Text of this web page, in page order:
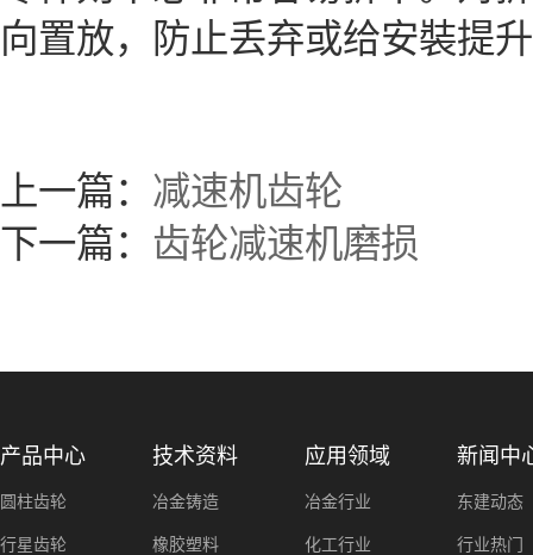
向置放，防止丢弃或给安裝提
上一篇： 减速机齿轮
下一篇： 齿轮减速机磨损
产品中心
圆柱齿轮
行星齿轮
技术资料
冶金铸造
橡胶塑料
应用领域
冶金行业
化工行业
新闻中
东建动态
行业热门